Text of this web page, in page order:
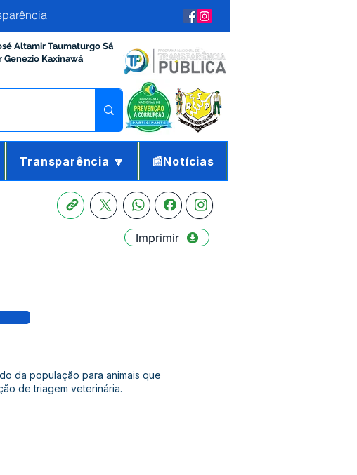
Altamir Taumaturgo Sá
Genezio Kaxinawá
Transparência 🔽 📰Notícias
Imprimir
da população para animais que
de triagem veterinária.